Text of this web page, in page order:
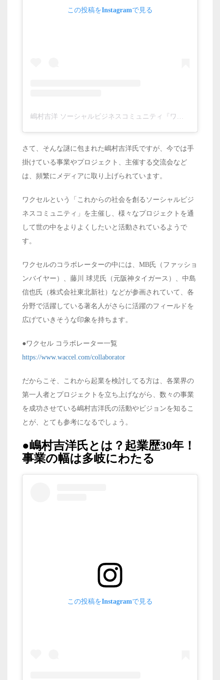
この投稿をInstagramで見る
嶋村吉洋 ソーシャルビジネスコミュニティ『ワクセル』主催(@shimamura_yoshihiro)がシェアした投稿
さて、そんな謎に包まれた嶋村吉洋氏ですが、今では手
掛けている事業やプロジェクト、主催する交流会など
は、頻繁にメディアに取り上げられています。
ワクセルという「これからの社会を創るソーシャルビジ
ネスコミュニティ」を主催し、様々なプロジェクトを通
して世の中をよりよくしたいと活動されているようで
す。
ワクセルのコラボレーターの中には、MB氏（ファッショ
ンバイヤー）、藤川 球児氏（元阪神タイガース）、中島
信也氏（株式会社東北新社）などが参画されていて、各
分野で活躍している著名人がさらに活躍のフィールドを
広げていきそうな印象を持ちます。
●ワクセル コラボレーター一覧
https://www.waccel.com/collaborator
だからこそ、これから起業を検討してる方は、各業界の
第一人者とプロジェクトを立ち上げながら、数々の事業
を成功させている嶋村吉洋氏の活動やビジョンを知るこ
とが、とても参考になるでしょう。
●嶋村吉洋氏とは？起業歴30年！
事業の幅は多岐にわたる
この投稿をInstagramで見る